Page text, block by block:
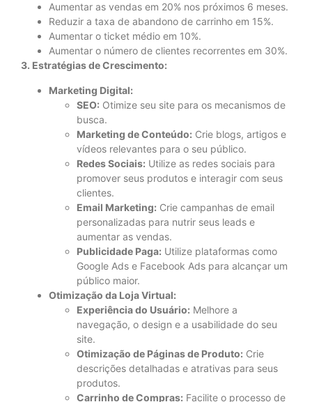
Aumentar as vendas em 20% nos próximos 6 meses.
Reduzir a taxa de abandono de carrinho em 15%.
Aumentar o ticket médio em 10%.
Aumentar o número de clientes recorrentes em 30%.
3. Estratégias de Crescimento:
Marketing Digital:
SEO: Otimize seu site para os mecanismos de
busca.
Marketing de Conteúdo: Crie blogs, artigos e
vídeos relevantes para o seu público.
Redes Sociais: Utilize as redes sociais para
promover seus produtos e interagir com seus
clientes.
Email Marketing: Crie campanhas de email
personalizadas para nutrir seus leads e
aumentar as vendas.
Publicidade Paga: Utilize plataformas como
Google Ads e Facebook Ads para alcançar um
público maior.
Otimização da Loja Virtual:
Experiência do Usuário: Melhore a
navegação, o design e a usabilidade do seu
site.
Otimização de Páginas de Produto: Crie
descrições detalhadas e atrativas para seus
produtos.
Carrinho de Compras: Facilite o processo de